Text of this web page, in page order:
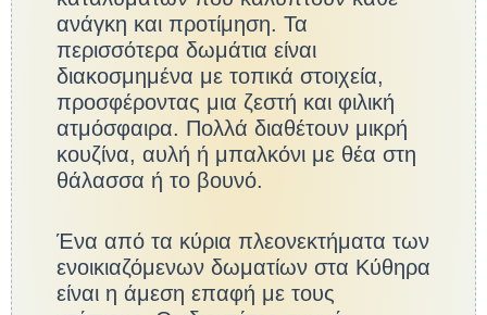
ανάγκη και προτίμηση. Τα
περισσότερα δωμάτια είναι
διακοσμημένα με τοπικά στοιχεία,
προσφέροντας μια ζεστή και φιλική
ατμόσφαιρα. Πολλά διαθέτουν μικρή
κουζίνα, αυλή ή μπαλκόνι με θέα στη
θάλασσα ή το βουνό.
Ένα από τα κύρια πλεονεκτήματα των
ενοικιαζόμενων δωματίων στα Κύθηρα
είναι η άμεση επαφή με τους